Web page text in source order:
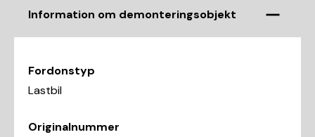
Information om demonteringsobjekt
Fordonstyp
Lastbil
Originalnummer